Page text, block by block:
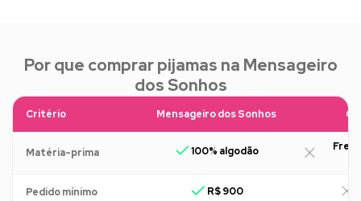
Por que comprar pijamas na Mensageiro
dos Sonhos
Critério Mensageiro dos Sonhos
Matéria-prima 100% algodão
Pedido mínimo R$ 900